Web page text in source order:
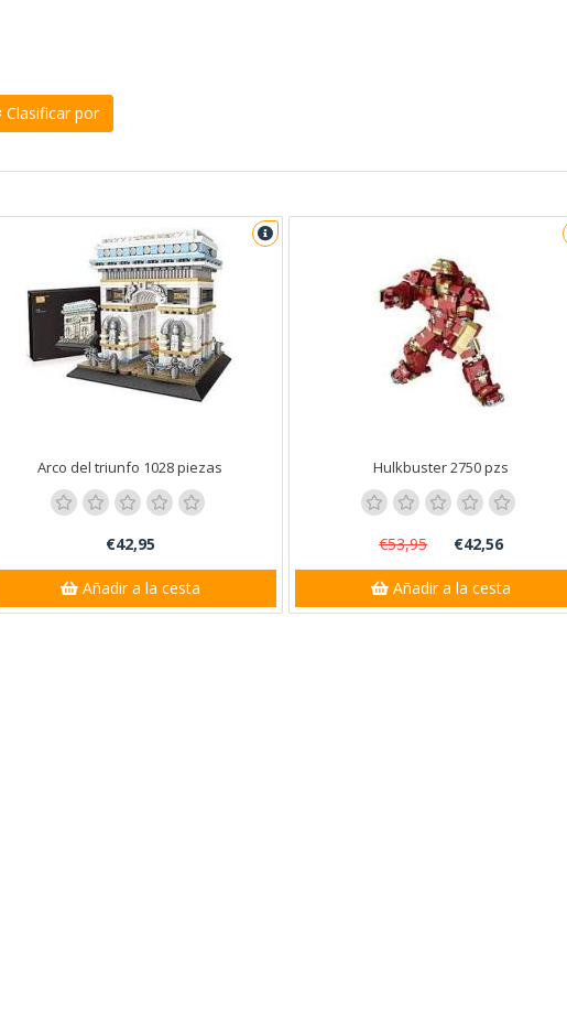
Clasificar por
Arco del triunfo 1028 piezas
€42,95
Añadir a la cesta
Hulkbuster 2750 pzs
€53,95 €42,56
Añadir a la cesta